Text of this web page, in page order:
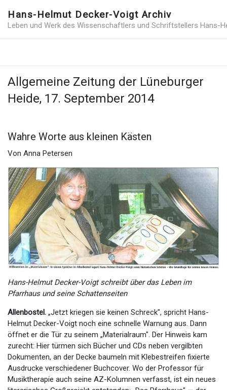
Hans-Helmut Decker-Voigt Archiv
Leben und Werk des Wissenschaftlers und Schriftstellers Hans-
Allgemeine Zeitung der Lüneburger
Heide, 17. September 2014
Wahre Worte aus kleinen Kästen
Von Anna Petersen
Hans-Helmut Decker-Voigt schreibt über das Leben im
Pfarrhaus und seine Schattenseiten
Allenbostel. „Jetzt kriegen sie keinen Schreck", spricht Hans-
Helmut Decker-Voigt noch eine schnelle Warnung aus. Dann
öffnet er die Tür zu seinem „Materialraum". Der Hinweis kam
zurecht: Hier türmen sich Bücher und CDs neben vergilbten
Dokumenten, an der Decke baumeln mit Klebestreifen fixierte
Ausdrucke verschiedener Buchcover. Wo der Professor für
Musiktherapie auch seine AZ-Kolumnen verfasst, ist ein neues